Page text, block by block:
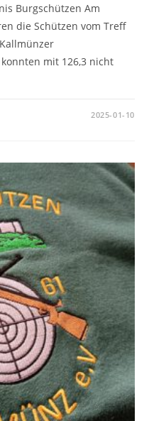
Burgschützen Am
die Schützen vom Treff
mit 126,3 nicht
2025-01-10